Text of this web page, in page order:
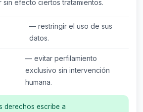
efecto ciertos tratamientos.
— restringir el uso de sus
datos.
— evitar perfilamiento
exclusivo sin intervención
humana.
derechos escribe a